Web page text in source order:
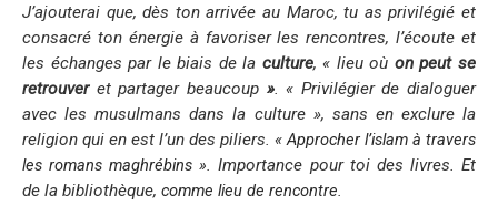
J’ajouterai que, dès ton arrivée au Maroc, tu as privilégié et
consacré ton énergie à favoriser les rencontres, l’écoute et
les échanges par le biais de la culture, « lieu où on peut se
retrouveret partager beaucoup». « Privilégier de dialoguer
avec les musulmans dans la culture », sans en exclure la
religion qui en est l’un des piliers. « Approcher l’islam à travers
les romans maghrébins » .Importance pour toi des livres. Et
de la bibliothèque, comme lieu de rencontre.